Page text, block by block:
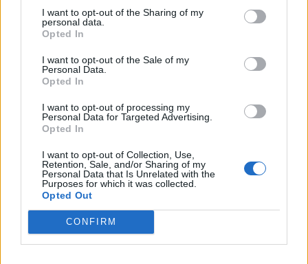
I want to opt-out of the Sharing of my
personal data.
Opted In
I want to opt-out of the Sale of my
Personal Data.
Opted In
I want to opt-out of processing my
Personal Data for Targeted Advertising.
Opted In
I want to opt-out of Collection, Use,
Retention, Sale, and/or Sharing of my
Personal Data that Is Unrelated with the
Purposes for which it was collected.
Opted Out
CONFIRM
Υπουργείο Αγροτικής Ανάπτυξης
ανακοινώνει επιπλέον 12,5 εκατ.
ευρώ για ολόκληρη τη χώρα
Η Μυτιλήνη κινείται στους
Μουσική, παιδικές δράσεις,
κεράσματα και μεγάλες
προσφορές από τις 6.30 το
παρουσίασε στον «Ν» 99 fm το
αναλυτικό πρόγραμμα
ΑΓΡΟΤΕΣ
Νέα κρούσματα αφθώδους
πυρετού σε Κάπη και Λεπέτυμνο
Αρνητικά τα αποτελέσματα σε
άλλες 28 μονάδες